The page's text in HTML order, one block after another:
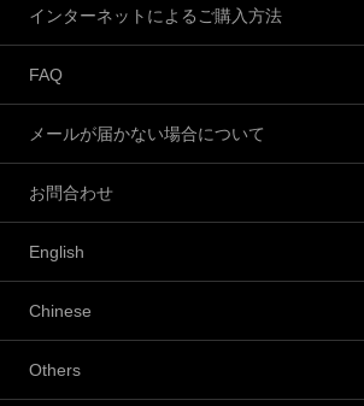
インターネットによるご購入方法
FAQ
メールが届かない場合について
お問合わせ
English
Chinese
Others